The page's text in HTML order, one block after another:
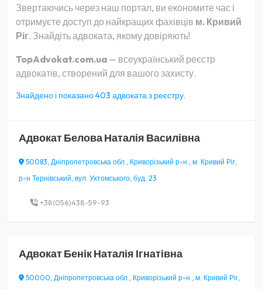
Звертаючись через наш портал, ви економите час і
отримуєте доступ до найкращих фахівців м. Кривий
Ріг. Знайдіть адвоката, якому довіряють!
TopAdvokat.com.ua — всеукраїнський реєстр
адвокатів, створений для вашого захисту.
Знайдено і показано 403 адвоката з реєстру.
АдвокатБелова Наталія Василівна
50083, Дніпропетровська обл., Криворізький р-н., м. Кривий Ріг,
р-н Тернівський, вул. Ухтомського, буд. 23
+38(056)438-59-93
АдвокатБенік Наталія Ігнатівна
50000, Дніпропетровська обл., Криворізький р-н., м. Кривий Ріг,